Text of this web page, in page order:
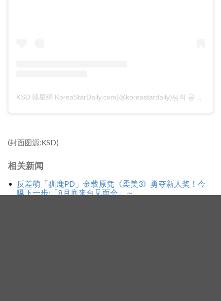
(封面图源:KSD)
相关新闻
反差萌「驯鹿PD」金载原凭《柔美3》勇夺新人奖！今
曝下一步:「8月底来台见面会」～